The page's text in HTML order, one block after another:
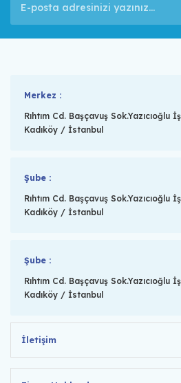
Merkez :
Rıhtım Cd. Başçavuş Sok.Yazıcıoğlu
Kadıköy / İstanbul
Şube :
Rıhtım Cd. Başçavuş Sok.Yazıcıoğlu
Kadıköy / İstanbul
Şube :
Rıhtım Cd. Başçavuş Sok.Yazıcıoğlu
Kadıköy / İstanbul
İletişim